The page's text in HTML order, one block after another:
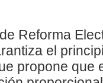
Reforma
el
propone que